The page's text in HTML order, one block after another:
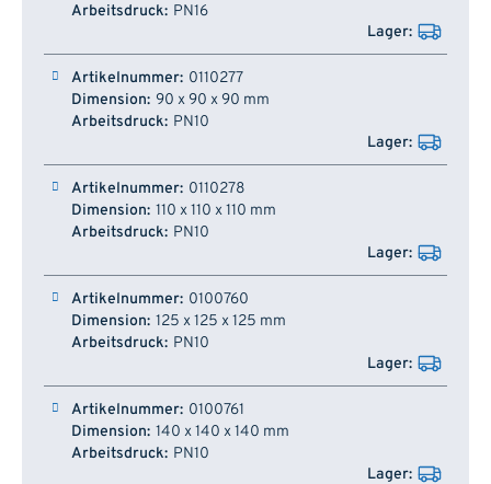
PN16
0110277
90 x 90 x 90 mm
PN10
0110278
110 x 110 x 110 mm
PN10
0100760
125 x 125 x 125 mm
PN10
0100761
140 x 140 x 140 mm
PN10